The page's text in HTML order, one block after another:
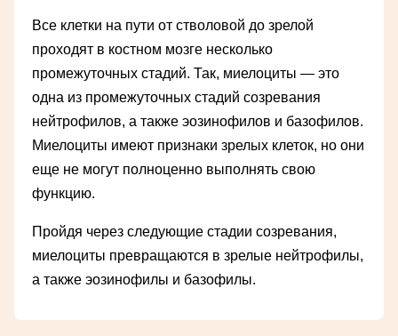
Все клетки на пути от стволовой до зрелой
проходят в костном мозге несколько
промежуточных стадий. Так, миелоциты — это
одна из промежуточных стадий созревания
нейтрофилов, а также эозинофилов и базофилов.
Миелоциты имеют признаки зрелых клеток, но они
еще не могут полноценно выполнять свою
функцию.
Пройдя через следующие стадии созревания,
миелоциты превращаются в зрелые нейтрофилы,
а также эозинофилы и базофилы.